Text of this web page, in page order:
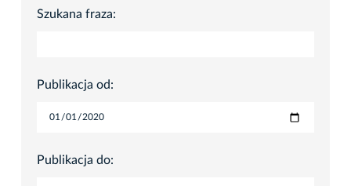
Szukana fraza:
Publikacja od:
Publikacja do: